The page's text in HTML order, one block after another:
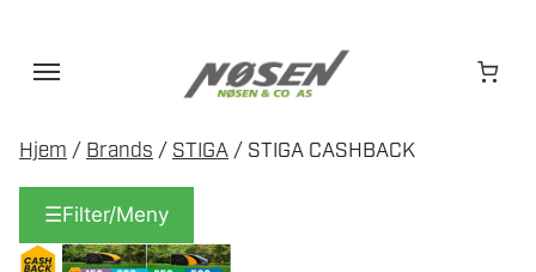
Hjem / Brands / STIGA/ STIGA CASHBACK
☰Filter/Meny